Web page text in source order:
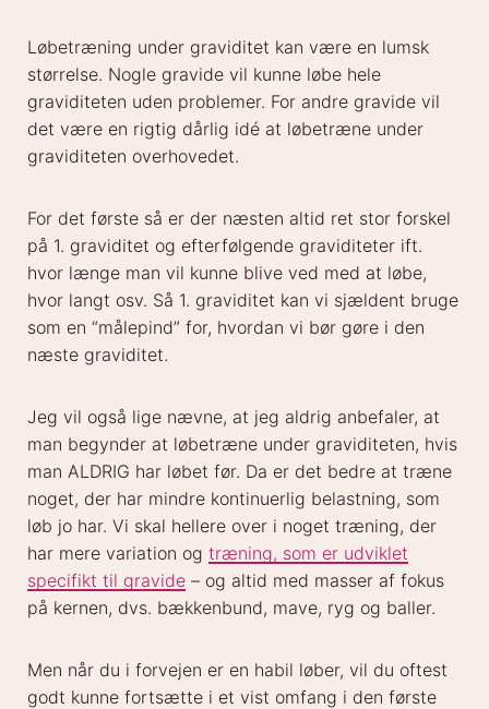
Løbetræning under graviditet kan være en lumsk
størrelse. Nogle gravide vil kunne løbe hele
graviditeten uden problemer. For andre gravide vil
det være en rigtig dårlig idé at løbetræne under
graviditeten overhovedet.
For det første så er der næsten altid ret stor forskel
på 1. graviditet og efterfølgende graviditeter ift.
hvor længe man vil kunne blive ved med at løbe,
hvor langt osv. Så 1. graviditet kan vi sjældent bruge
som en “målepind” for, hvordan vi bør gøre i den
næste graviditet.
Jeg vil også lige nævne, at jeg aldrig anbefaler, at
man begynder at løbetræne under graviditeten, hvis
man ALDRIG har løbet før. Da er det bedre at træne
noget, der har mindre kontinuerlig belastning, som
løb jo har. Vi skal hellere over i noget træning, der
har mere variation og træning, som er udviklet
specifikt til gravide – og altid med masser af fokus
på kernen, dvs. bækkenbund, mave, ryg og baller.
Men når du i forvejen er en habil løber, vil du oftest
godt kunne fortsætte i et vist omfang i den første